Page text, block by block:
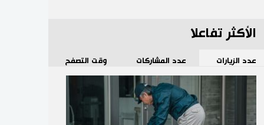
الأكثر تفاعلا
عدد الزيارات عدد المشاركات وقت التصفح